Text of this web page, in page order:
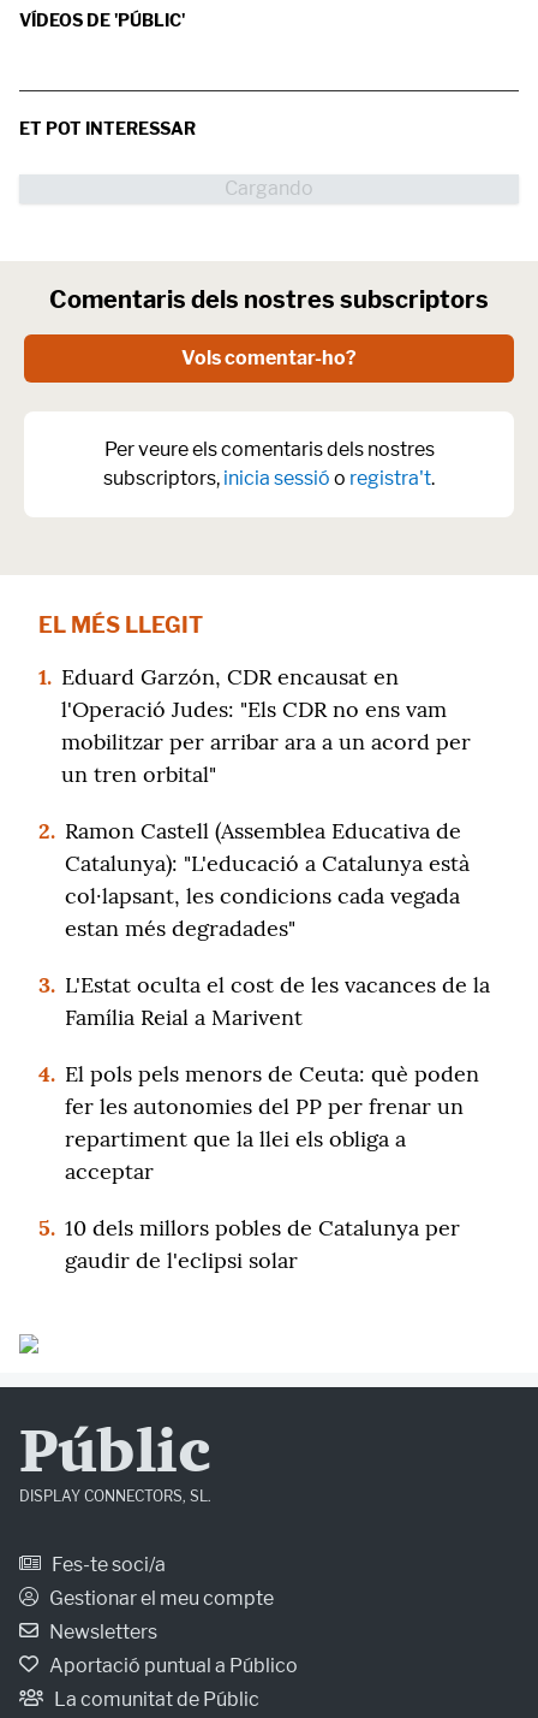
VÍDEOS DE 'PÚBLIC'
ET POT INTERESSAR
Comentaris dels nostres subscriptors
Vols comentar-ho?
Per veure els comentaris dels nostres
subscriptors, inicia sessió o registra't.
EL MÉS LLEGIT
1. Eduard Garzón, CDR encausat en
l'Operació Judes: "Els CDR no ens vam
mobilitzar per arribar ara a un acord per
un tren orbital"
2. Ramon Castell (Assemblea Educativa de
Catalunya): "L'educació a Catalunya està
col·lapsant, les condicions cada vegada
estan més degradades"
3. L'Estat oculta el cost de les vacances de la
Família Reial a Marivent
4. El pols pels menors de Ceuta: què poden
fer les autonomies del PP per frenar un
repartiment que la llei els obliga a
acceptar
5. 10 dels millors pobles de Catalunya per
gaudir de l'eclipsi solar
Públic
DISPLAY CONNECTORS, SL.
Fes-te soci/a
Gestionar el meu compte
Newsletters
Aportació puntual a Público
La comunitat de Públic